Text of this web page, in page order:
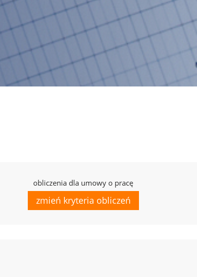
obliczenia dla umowy o pracę
zmień kryteria obliczeń